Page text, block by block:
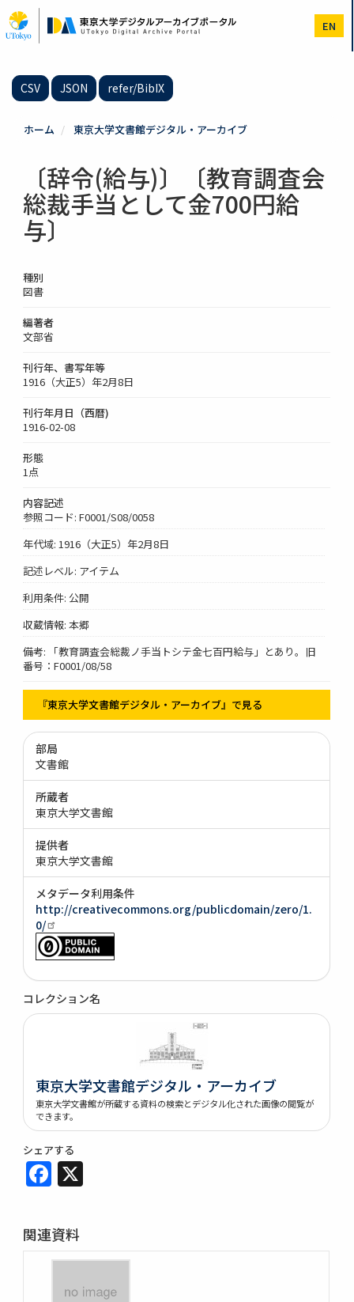
イ
ン
EN
CSV JSON refer/BibIX
ホーム 東京大学文書館デジタル・アーカイブ
〔辞令(給与)〕〔教育調査会
総裁手当として金700円給
与〕
種別
図書
編著者
文部省
刊行年、書写年等
1916（大正5）年2月8日
刊行年月日（西暦)
1916-02-08
形態
1点
内容記述
参照コード: F0001/S08/0058
年代域: 1916（大正5）年2月8日
記述レベル: アイテム
利用条件: 公開
収蔵情報: 本郷
備考: 「教育調査会総裁ノ手当トシテ金七百円給与」とあり。旧
番号：F0001/08/58
『東京大学文書館デジタル・アーカイブ』で見る
部局
文書館
所蔵者
東京大学文書館
提供者
東京大学文書館
メタデータ利用条件
http://creativecommons.org/publicdomain/zero/1.
0/
コレクション名
東京大学文書館デジタル・アーカイブ
東京大学文書館が所蔵する資料の検索とデジタル化された画像の閲覧が
できます。
シェアする
Facebook
関連資料